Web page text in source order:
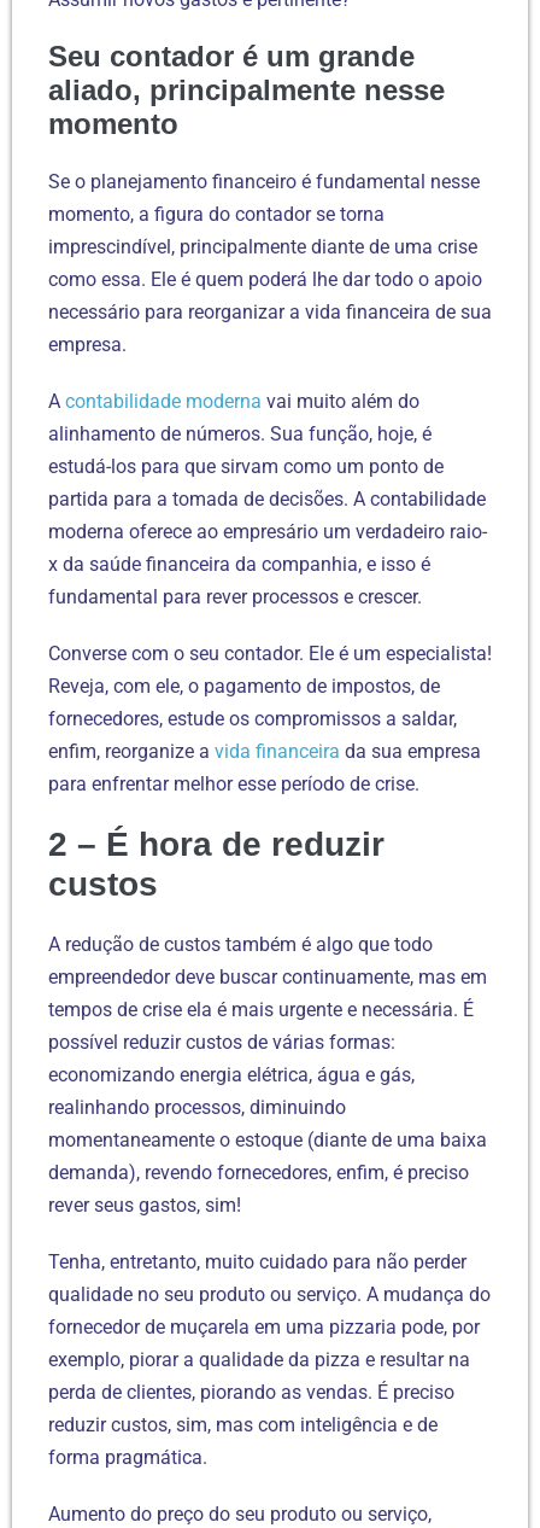
Seu contador é um grande
aliado, principalmente nesse
momento
Se o planejamento financeiro é fundamental nesse
momento, a figura do contador se torna
imprescindível, principalmente diante de uma crise
como essa. Ele é quem poderá lhe dar todo o apoio
necessário para reorganizar a vida financeira de sua
empresa.
A contabilidade moderna vai muito além do
alinhamento de números. Sua função, hoje, é
estudá-los para que sirvam como um ponto de
partida para a tomada de decisões. A contabilidade
moderna oferece ao empresário um verdadeiro raio-
x da saúde financeira da companhia, e isso é
fundamental para rever processos e crescer.
Converse com o seu contador. Ele é um especialista!
Reveja, com ele, o pagamento de impostos, de
fornecedores, estude os compromissos a saldar,
enfim, reorganize a vida financeira da sua empresa
para enfrentar melhor esse período de crise.
2 – É hora de reduzir
custos
A redução de custos também é algo que todo
empreendedor deve buscar continuamente, mas em
tempos de crise ela é mais urgente e necessária. É
possível reduzir custos de várias formas:
economizando energia elétrica, água e gás,
realinhando processos, diminuindo
momentaneamente o estoque (diante de uma baixa
demanda), revendo fornecedores, enfim, é preciso
rever seus gastos, sim!
Tenha, entretanto, muito cuidado para não perder
qualidade no seu produto ou serviço. A mudança do
fornecedor de muçarela em uma pizzaria pode, por
exemplo, piorar a qualidade da pizza e resultar na
perda de clientes, piorando as vendas. É preciso
reduzir custos, sim, mas com inteligência e de
forma pragmática.
Aumento do preço do seu produto ou serviço,